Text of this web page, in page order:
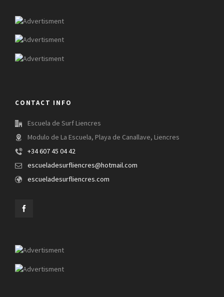
CONTACT INFO
Escuela de Surf Liencres
Modulo de La Escuela, Playa de Canallave, Liencres
+34 607 45 04 42
escueladesurfliencres@hotmail.com
escueladesurfliencres.com